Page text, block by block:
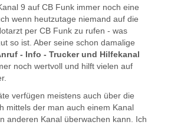
9 auf CB Funk immer noch eine
wenn heutzutage niemand auf die
per CB Funk zu rufen - was
so ist. Aber seine schon damalige
- Info - Trucker und Hilfekanal
noch wertvoll und hilft vielen auf
verfügen meistens auch über die
mittels der man auch einem Kanal
anderen Kanal überwachen kann. Ich